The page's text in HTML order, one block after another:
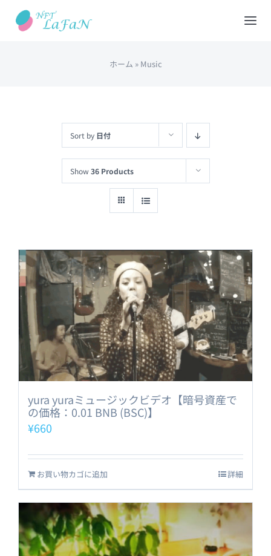
Skip
HOME
NFTショップ
REDEEM(現物と交換)
カート
ホーム » Music
Sort by 日付
Show 36 Products
yura yuraミュージックビデオ【暗号資産で
の価格：0.01 BNB (BSC)】
¥660
お買い物カゴに追加 詳細